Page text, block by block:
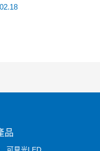
品